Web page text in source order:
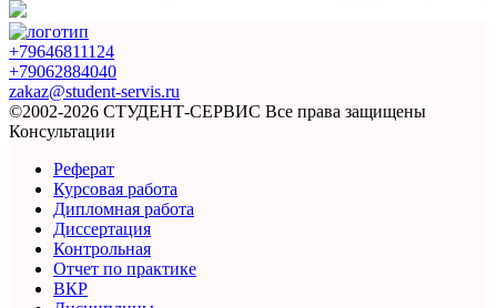
+79646811124
+79062884040
zakaz@student-servis.ru
©2002-2026 СТУДЕНТ-СЕРВИС Все права защищены
Консультации
Реферат
Курсовая работа
Дипломная работа
Диссертация
Контрольная
Отчет по практике
ВКР